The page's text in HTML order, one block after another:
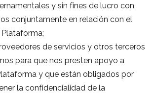
y sin fines de lucro con
conjuntamente en relación con el
de servicios y otros terceros
para que nos presten apoyo a
y que están obligados por
la confidencialidad de la